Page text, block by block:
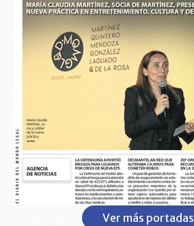
Ver más portadas